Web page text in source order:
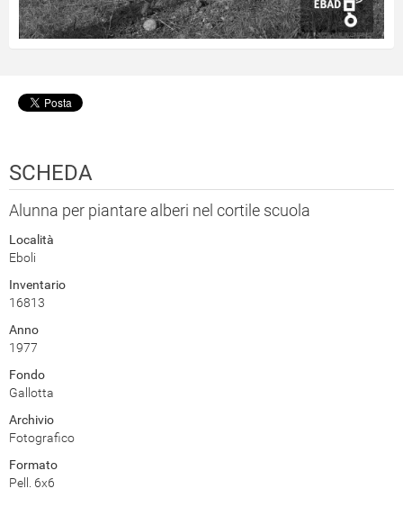
SCHEDA
Alunna per piantare alberi nel cortile scuola
Località
Eboli
Inventario
16813
Anno
1977
Fondo
Gallotta
Archivio
Fotografico
Formato
Pell. 6x6